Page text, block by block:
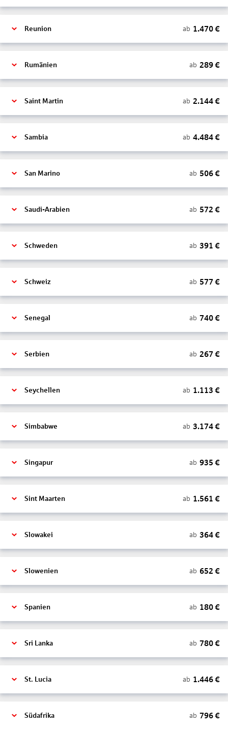
Reunion ab 1.470€
Rumänien ab 289€
Saint Martin ab 2.144€
Sambia ab 4.484€
San Marino ab 506€
Saudi-Arabien ab 572 €
Schweden ab 391 €
Schweiz ab 577 €
Senegal ab 740€
Serbien ab 267 €
Seychellen ab 1.113 €
Simbabwe ab 3.174€
Singapur ab 935 €
Sint Maarten ab 1.561 €
Slowakei ab 364€
Slowenien ab 652 €
Spanien ab 180€
Sri Lanka ab 780€
St. Lucia ab 1.446€
Südafrika ab 796€